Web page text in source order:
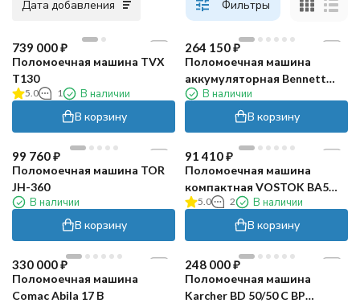
Дата добавления Фильтры
739 000₽
Поломоечная машина TVX
T130
5.0 1 В наличии
В корзину
264 150₽
Поломоечная машина
аккумуляторная Bennett
S510b Basic (113 Ач)
В наличии
В корзину
99 760₽
Поломоечная машина TOR
JH-360
В наличии
В корзину
91 410₽
Поломоечная машина
компактная VOSTOK BA5
(6Ач, Li)
5.0 2 В наличии
В корзину
330 000₽
Поломоечная машина
Comac Abila 17 В
248 000₽
Поломоечная машина
Karcher BD 50/50 C BP